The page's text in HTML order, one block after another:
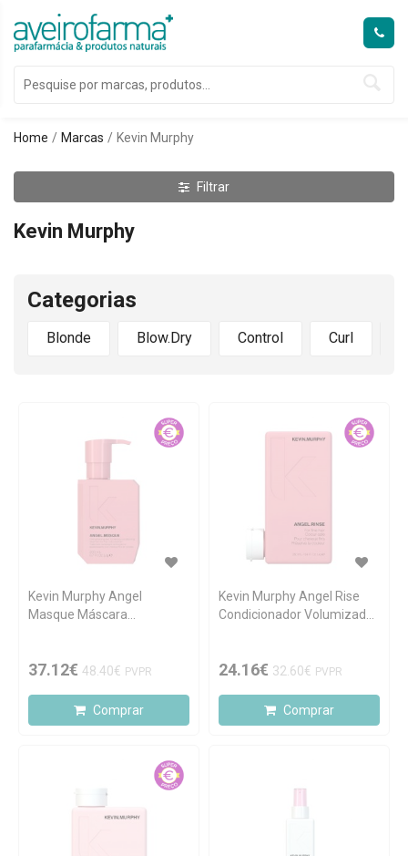
Home Marcas Kevin Murphy
Filtrar
Kevin Murphy
Categorias
Blonde Blow.Dry Control Curl
Kevin Murphy Angel
Masque Máscara
37.12€ 48.40€ PVPR
Comprar
Kevin Murphy Angel Rise
Condicionador Volumizador
24.16€ 32.60€ PVPR
Comprar